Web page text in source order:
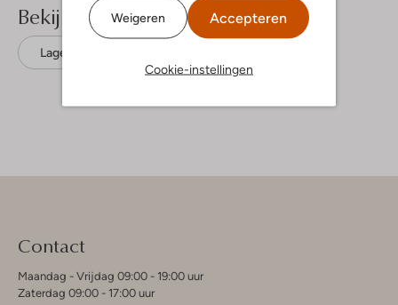
Weigeren Accepteren
Cookie-instellingen
Bekijk meer
Lage sneakers
Contact
Maandag - Vrijdag 09:00 - 19:00 uur
Zaterdag 09:00 - 17:00 uur